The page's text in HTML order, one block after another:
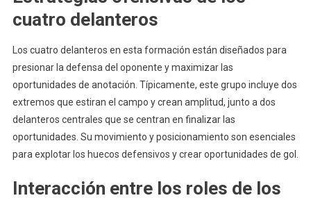
cuatro delanteros
Los cuatro delanteros en esta formación están diseñados para
presionar la defensa del oponente y maximizar las
oportunidades de anotación. Típicamente, este grupo incluye dos
extremos que estiran el campo y crean amplitud, junto a dos
delanteros centrales que se centran en finalizar las
oportunidades. Su movimiento y posicionamiento son esenciales
para explotar los huecos defensivos y crear oportunidades de gol.
Interacción entre los roles de los